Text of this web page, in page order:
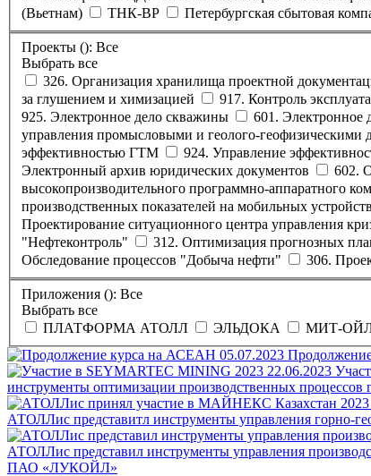
(Вьетнам)
ТНК-BP Петербургская сбытовая
Проекты (): Все
Выбрать все
326. Организация хранилища проектной
за глушением и химизацией
917. Контроль
925. Электронное дело скважины
601. Электронное
управления промысловыми и геолого-геофизическими
эффективностью ГТМ
924. Управление
Электронный архив юридических документов
602.
высокопроизводительного программно-аппаратного
производственных показателей на мобильных
Проектирование ситуационного центра управления
"Нефтеконтроль"
312. Оптимизация прогнозных
Обследование процессов "Добыча нефти"
306.
Приложения (): Все
Выбрать все
ПЛАТФОРМА АТОЛЛ
ЭЛЬДОКА МИТ-
05.07.2023
22.06.2023
инструменты оптимизации производственных
АТОЛЛис представитл инструменты управления
АТОЛЛис представил инструменты управления
ПАО «ЛУКОЙЛ»